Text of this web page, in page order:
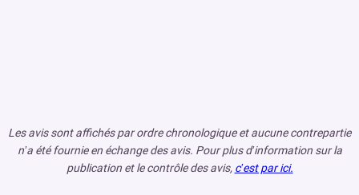
Les avis sont affichés par ordre chronologique et aucune contrepartie
n’a été fournie en échange des avis. Pour plus d’information sur la
publication et le contrôle des avis, c’est par ici.